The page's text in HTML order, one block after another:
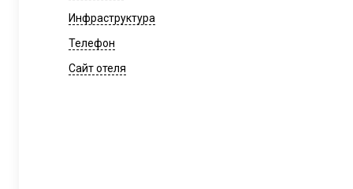
Инфраструктура
Телефон
Сайт отеля